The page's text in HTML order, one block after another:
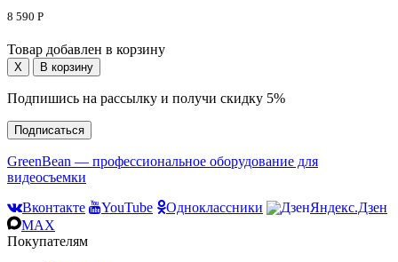
8 590 Р
Товар добавлен в корзину
Подпишись на рассылку и получи скидку 5%
Подписаться
GreenBean — профессиональное оборудование для
видеосъемки
Вконтакте
YouTube Одноклассники
Яндекс.Дзен
MAX
Покупателям